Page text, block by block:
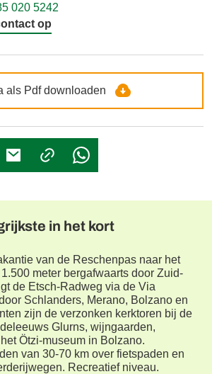
020 5242
op
als Pdf downloaden
opent in nieuw tabblad)
(Link opent in nieuw tabblad)
(Link opent in nieuw
in het kort
van de Reschenpas naar het
meter bergafwaarts door Zuid-
de Etsch-Radweg via de Via
Schlanders, Merano, Bolzano en
zijn de verzonken kerktoren bij de
Glurns, wijngaarden,
Ötzi-museum in Bolzano.
van 30-70 km over fietspaden en
Recreatief niveau.